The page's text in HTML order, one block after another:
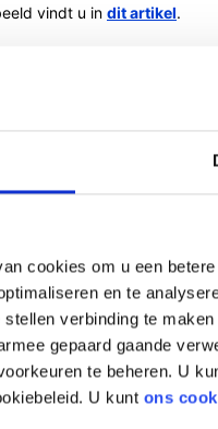
cookies om u een
en te
verbinding te
gepaard gaande
te beheren. U
U kunt ons
vindt u in dit artikel.
de koers van een bepaalde
koers een door u
geavanceerde order. Met
U stelt een boven- en
komt en stuurt wanneer
en SaxoTrader